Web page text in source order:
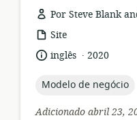
Por Steve Blank
formato
de
recurso:
Site
idioma:
inglês .
data
publicação:
2020
topic:
Modelo de negócio
Adicionado abril 23,